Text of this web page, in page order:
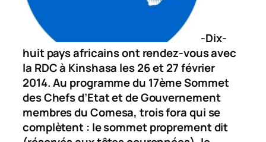
-Dix-
huit pays africains ont rendez-vous avec
la RDC à Kinshasa les 26 et 27 février
2014. Au programme du 17ème Sommet
des Chefs d’Etat et de Gouvernement
membres du Comesa, trois fora qui se
complètent : le sommet proprement dit